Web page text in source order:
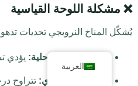
❌ مشكلة اللوحة القياسية
يُشكّل المناخ النرويجي تحديات
الرطوبة الساحلية: يؤدي
المعدنية الأمامية
التدوير الحراري:
العربية